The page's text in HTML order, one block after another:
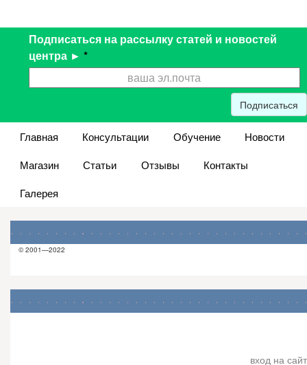
Подписаться на рассылку статей и новостей
центра ► *
Подписаться
Главная Консультации Обучение
Новости
Магазин
Статьи Отзывы
Контакты
Галерея
© 2001—2022
вход на сайт